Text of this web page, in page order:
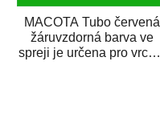
MACOTA Tubo červená
žáruvzdorná barva ve
spreji je určena pro vrchní